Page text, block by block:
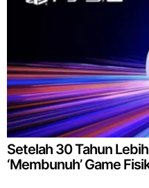
Setelah 30 Tahun
‘Membunuh’ Game